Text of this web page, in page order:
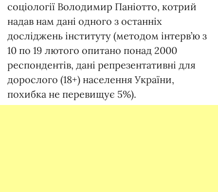
соціології Володимир Паніотто, котрий
надав нам дані одного з останніх
досліджень інституту (методом інтерв’ю з
10 по 19 лютого опитано понад 2000
респондентів, дані репрезентативні для
дорослого (18+) населення України,
похибка не перевищує 5%).